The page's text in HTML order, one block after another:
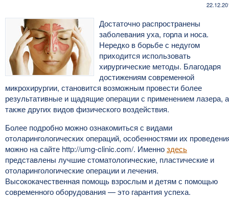
Достаточно распространены
заболевания уха, горла и носа.
Нередко в борьбе с недугом
приходится использовать
хирургические методы. Благодаря
достижениям современной
микрохирургии, становится возможным провести более
результативные и щадящие операции с применением лазера, а
также других видов физического воздействия.
Более подробно можно ознакомиться с видами
отоларингологических операций, особенностями их
можно на сайте http://umg-clinic.com/. Именноздесь
представлены лучшие стоматологические, пластические и
отоларингологические операции и лечения.
Высококачественная помощь взрослым и детям с помощью
современного оборудования — это гарантия успеха.